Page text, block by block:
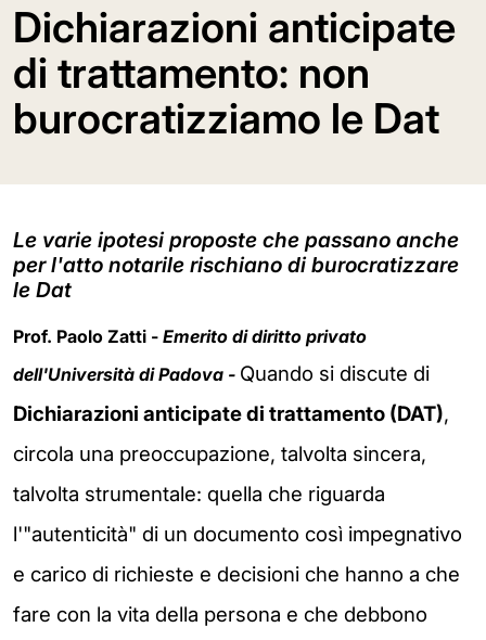
Dichiarazioni anticipate
di trattamento: non
burocratizziamo le Dat
Le varie ipotesi proposte che passano anche
per l'atto notarile rischiano di burocratizzare
le Dat
Prof. Paolo Zatti - Emerito di diritto privato
dell'Università di Padova - Quando si discute di
Dichiarazioni anticipate di trattamento (DAT),
circola una preoccupazione, talvolta sincera,
talvolta strumentale: quella che riguarda
l'"autenticità" di un documento così impegnativo
e carico di richieste e decisioni che hanno a che
fare con la vita della persona e che debbono